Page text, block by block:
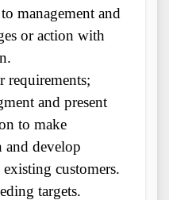
management and
or action with
requirements;
and present
to make
and develop
customers.
targets.